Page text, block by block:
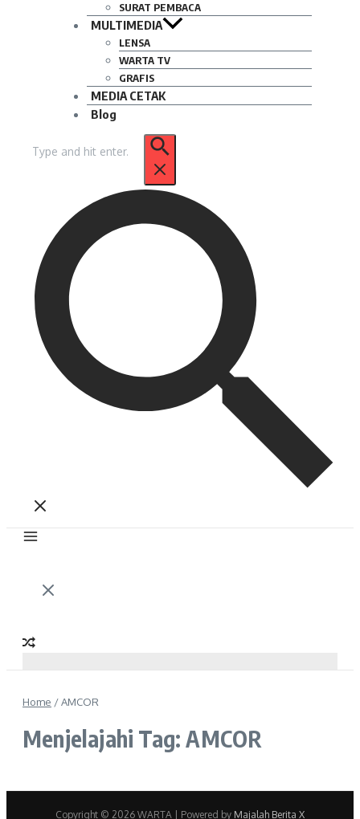
SURAT PEMBACA
MULTIMEDIA
LENSA
WARTA TV
GRAFIS
MEDIA CETAK
Blog
untuk:
Home /AMCOR
Menjelajahi Tag: AMCOR
Copyright © 2026 WARTA | Powered by Majalah Berita X